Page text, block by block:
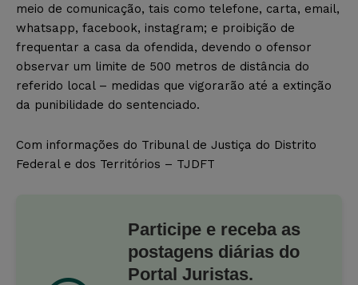
meio de comunicação, tais como telefone, carta, email,
whatsapp, facebook, instagram; e proibição de
frequentar a casa da ofendida, devendo o ofensor
observar um limite de 500 metros de distância do
referido local – medidas que vigorarão até a extinção
da punibilidade do sentenciado.
Com informações do Tribunal de Justiça do Distrito
Federal e dos Territórios – TJDFT
Participe e receba as
postagens diárias do
Portal Juristas.